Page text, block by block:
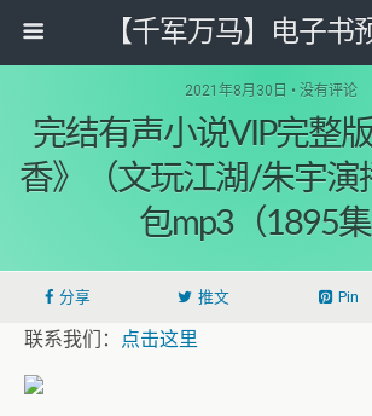
【千军万马】电子书
2021年8月30日 • 没有评论
完结有声小说VIP完整
香》（文玩江湖/朱宇演
包mp3（1895集
分享 推文 Pin
联系我们： 点击这里